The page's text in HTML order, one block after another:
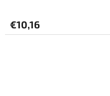
je
5,0
€10,16